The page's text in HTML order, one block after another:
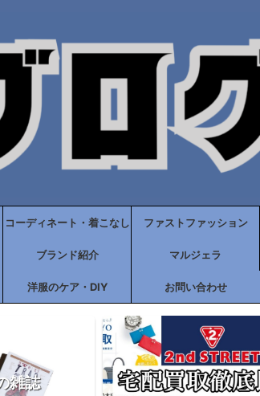
コーディネート・着こなし ファストファッション
ブランド紹介 マルジェラ
洋服のケア・DIY お問い合わせ
雑誌